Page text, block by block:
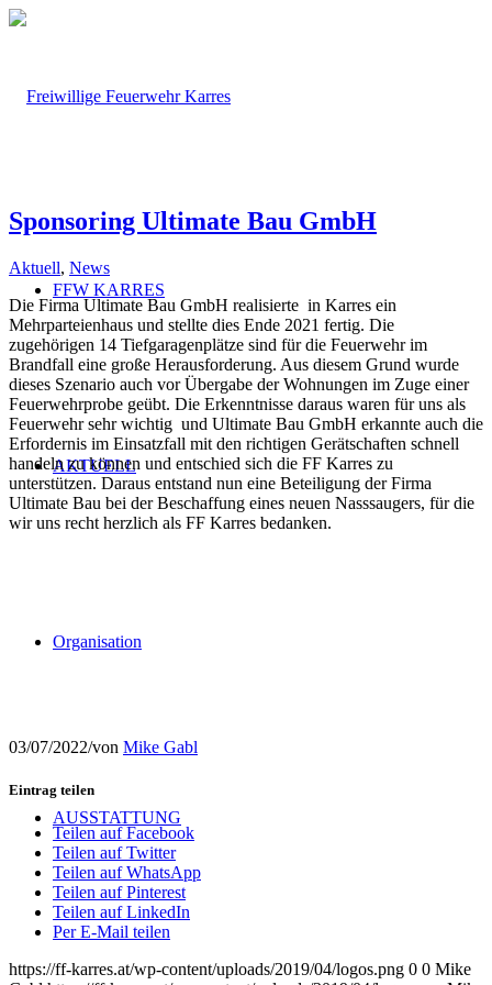
FFW KARRES
AKTUELL
Organisation
AUSSTATTUNG
Sponsoring Ultimate Bau GmbH
Aktuell, News
Die Firma Ultimate Bau GmbH realisierte in Karres ein
Mehrparteienhaus und stellte dies Ende 2021 fertig. Die
zugehörigen 14 Tiefgaragenplätze sind für die Feuerwehr im
Brandfall eine große Herausforderung. Aus diesem Grund wurde
dieses Szenario auch vor Übergabe der Wohnungen im Zuge einer
Feuerwehrprobe geübt. Die Erkenntnisse daraus waren für uns als
Feuerwehr sehr wichtig und Ultimate Bau GmbH erkannte auch die
Erfordernis im Einsatzfall mit den richtigen Gerätschaften schnell
handeln zu können und entschied sich die FF Karres zu
unterstützen. Daraus entstand nun eine Beteiligung der Firma
Ultimate Bau bei der Beschaffung eines neuen Nasssaugers, für die
wir uns recht herzlich als FF Karres bedanken.
03/07/2022/von Mike Gabl
Eintrag teilen
Teilen auf Facebook
Teilen auf Twitter
Teilen auf WhatsApp
Teilen auf Pinterest
Teilen auf LinkedIn
Per E-Mail teilen
https://ff-karres.at/wp-content/uploads/2019/04/logos.png 0 0 Mike